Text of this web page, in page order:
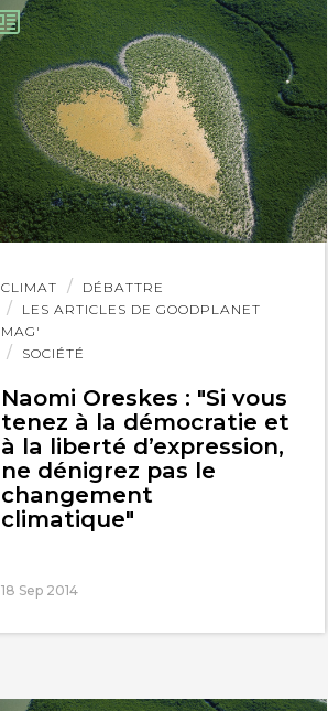
CLIMAT
DÉBATTRE
LES ARTICLES DE GOODPLANET
MAG'
SOCIÉTÉ
Naomi Oreskes : "Si vous
tenez à la démocratie et
à la liberté d’expression,
ne dénigrez pas le
changement
climatique"
18 Sep 2014
Lire
l'article